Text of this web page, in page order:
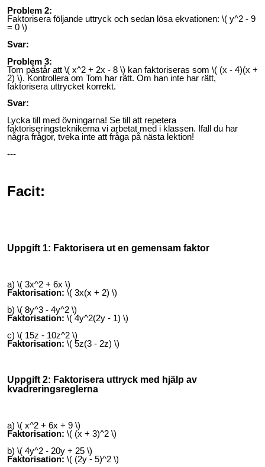
Problem 2:
Faktorisera följande uttryck och sedan lösa ekvationen: \( y^2 - 9
= 0 \)
Svar:
Problem 3:
Tom påstår att \( x^2 + 2x - 8 \) kan faktoriseras som \( (x - 4)(x +
2) \). Kontrollera om Tom har rätt. Om han inte har rätt,
faktorisera uttrycket korrekt.
Svar:
Lycka till med övningarna! Se till att repetera
faktoriseringsteknikerna vi arbetat med i klassen. Ifall du har
några frågor, tveka inte att fråga på nästa lektion!
---
Facit:
Uppgift 1: Faktorisera ut en gemensam faktor
a) \( 3x^2 + 6x \)
Faktorisation: \( 3x(x + 2) \)
b) \( 8y^3 - 4y^2 \)
Faktorisation: \( 4y^2(2y - 1) \)
c) \( 15z - 10z^2 \)
Faktorisation: \( 5z(3 - 2z) \)
Uppgift 2: Faktorisera uttryck med hjälp av
kvadreringsreglerna
a) \( x^2 + 6x + 9 \)
Faktorisation: \( (x + 3)^2 \)
b) \( 4y^2 - 20y + 25 \)
Faktorisation: \( (2y - 5)^2 \)